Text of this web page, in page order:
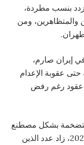
بنسب مطردة،
والمتظاهرين، ومن
إيران صارم،
حتى عقوبة الإعدام
عقود رغم رفض
بشكل مصطنع
التي بدأت في سبتمبر من العام الماضي 2022، زاد عدد الذين